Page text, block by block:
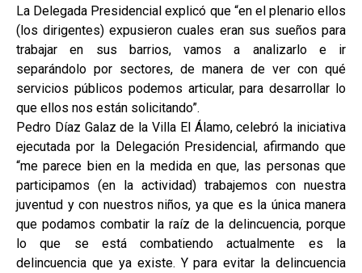
La Delegada Presidencial explicó que “en el plenario ellos
(los dirigentes) expusieron cuales eran sus sueños para
trabajar en sus barrios, vamos a analizarlo e ir
separándolo por sectores, de manera de ver con qué
servicios públicos podemos articular, para desarrollar lo
que ellos nos están solicitando”.
Pedro Díaz Galaz de la Villa El Álamo, celebró la iniciativa
ejecutada por la Delegación Presidencial, afirmando que
“me parece bien en la medida en que, las personas que
participamos (en la actividad) trabajemos con nuestra
juventud y con nuestros niños, ya que es la única manera
que podamos combatir la raíz de la delincuencia, porque
lo que se está combatiendo actualmente es la
delincuencia que ya existe. Y para evitar la delincuencia